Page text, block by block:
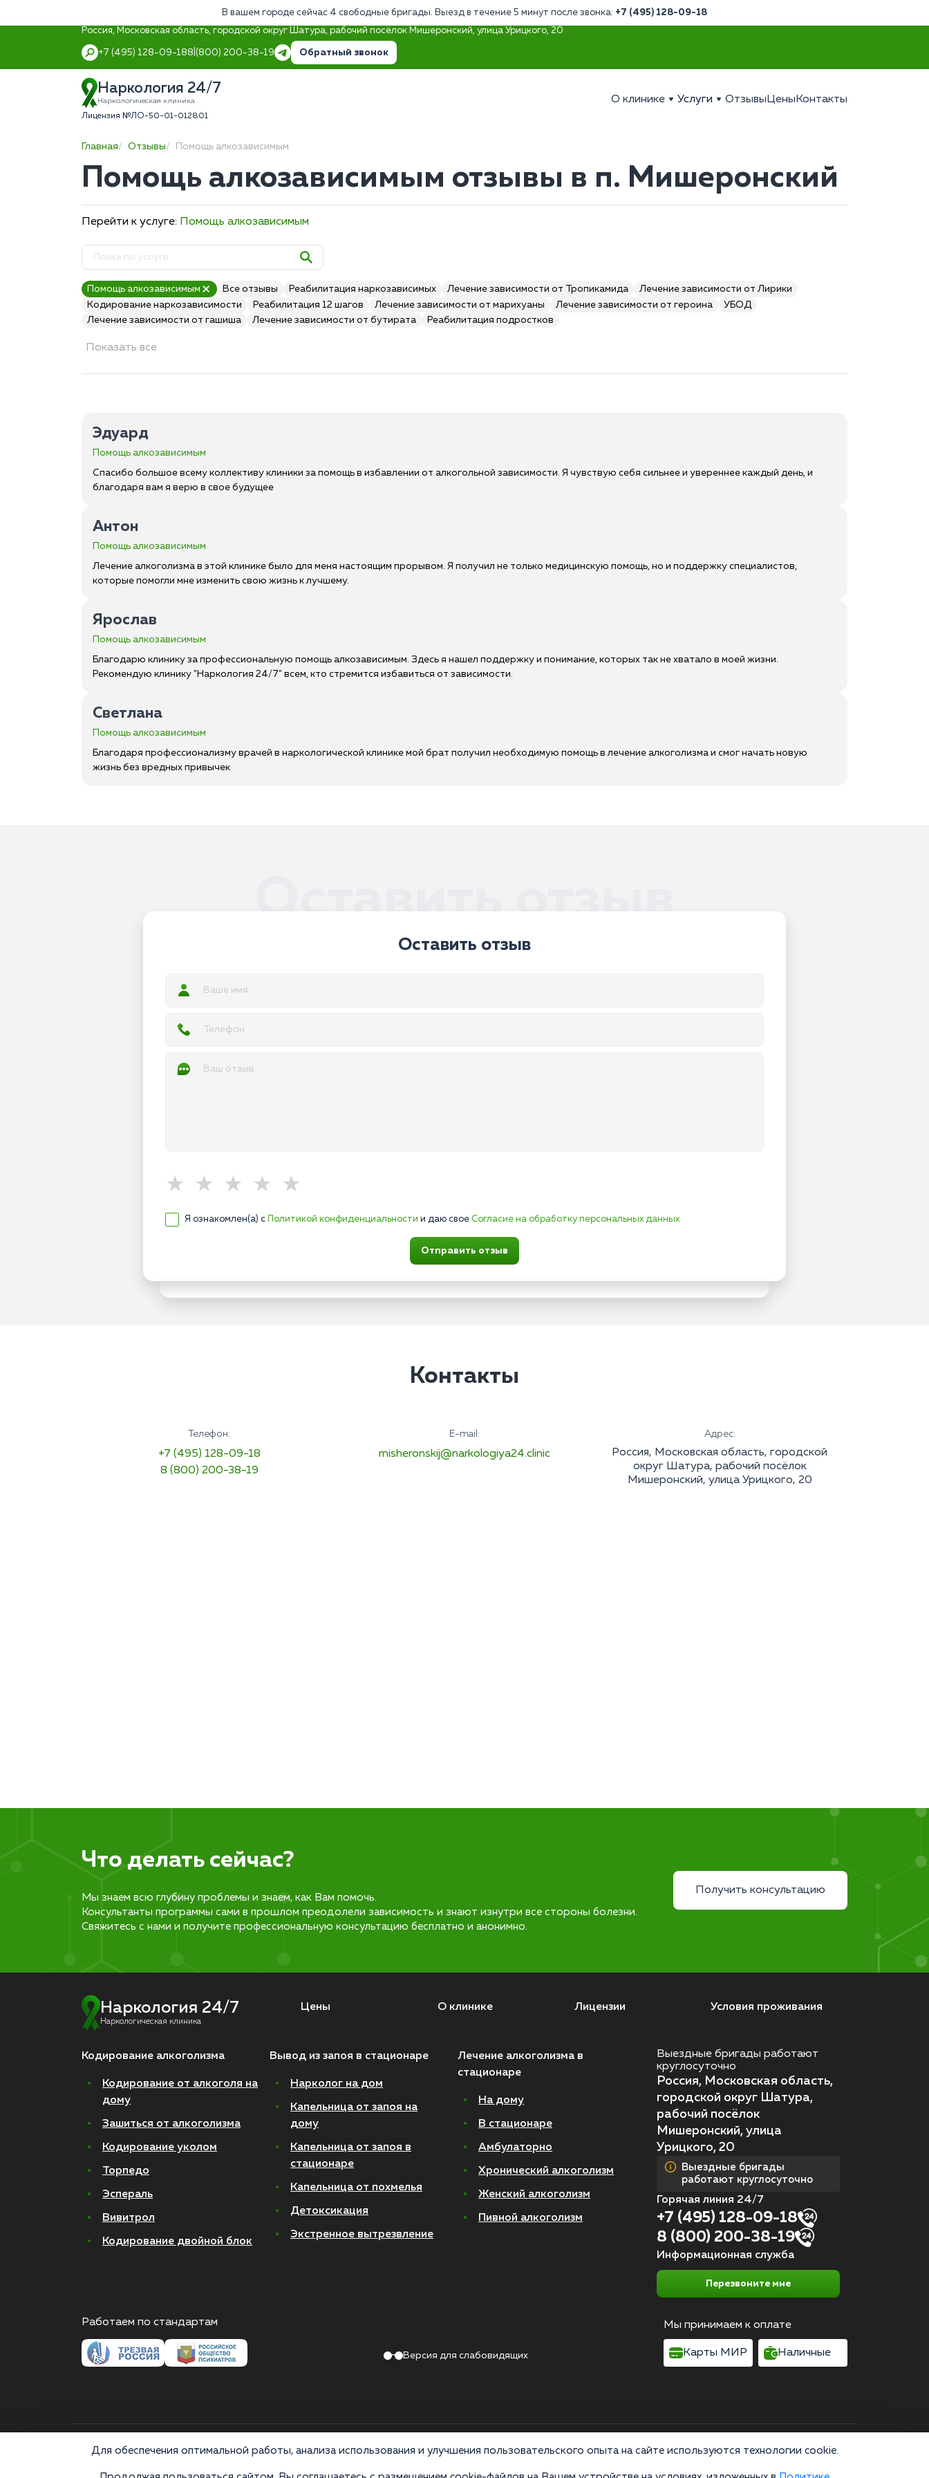
В вашем городе сейчас 4 свободные бригады. Выезд в течение 5 минут после звонка: +7 (495) 128-09-18
Россия, Московская область, городской округ Шатура, рабочий посёлок Мишеронский, улица Урицкого, 20
+7 (495) 128-09-188 (800) 200-38-19 Обратный звонок
Наркология 24/7
Наркологическая клиника
Лицензия №ЛО-50-01-012801
О клинике Услуги Отзывы Цены Контакты
Главная Отзывы Помощь алкозависимым
Помощь алкозависимым отзывы в п. Мишеронский
Перейти к услуге: Помощь алкозависимым
Помощь алкозависимым Все отзывы Реабилитация наркозависимых Лечение зависимости от Тропикамида
Лечение зависимости от Лирики
Кодирование наркозависимости
Реабилитация 12 шагов Лечение зависимости от марихуаны Лечение зависимости от героина
УБОД
Лечение зависимости от гашиша
Лечение зависимости от бутирата Реабилитация подростков
Показать все
Эдуард
Помощь алкозависимым
Спасибо большое всему коллективу клиники за помощь в избавлении от алкогольной зависимости. Я чувствую себя сильнее и увереннее каждый день, и
благодаря вам я верю в свое будущее
Антон
Помощь алкозависимым
Лечение алкоголизма в этой клинике было для меня настоящим прорывом. Я получил не только медицинскую помощь, но и поддержку специалистов,
которые помогли мне изменить свою жизнь к лучшему.
Ярослав
Помощь алкозависимым
Благодарю клинику за профессиональную помощь алкозависимым. Здесь я нашел поддержку и понимание, которых так не хватало в моей жизни.
Рекомендую клинику "Наркология 24/7" всем, кто стремится избавиться от зависимости.
Светлана
Помощь алкозависимым
Благодаря профессионализму врачей в наркологической клинике мой брат получил необходимую помощь в лечение алкоголизма и смог начать новую
жизнь без вредных привычек
Оставить отзыв
Оставить отзыв
Я ознакомлен(а) с Политикой конфиденциальности и даю свое Согласие на обработку персональных данных
Отправить отзыв
Контакты
Телефон:
+7 (495) 128-09-18
8 (800) 200-38-19
E-mail:
misheronskij@narkologiya24.clinic
Адрес:
Россия, Московская область, городской
округ Шатура, рабочий посёлок
Мишеронский, улица Урицкого, 20
Что делать сейчас?
Мы знаем всю глубину проблемы и знаем, как Вам помочь.
Консультанты программы сами в прошлом преодолели зависимость и знают изнутри все стороны болезни.
Свяжитесь с нами и получите профессиональную консультацию бесплатно и анонимно.
Получить консультацию
Наркология 24/7
Наркологическая клиника
Цены О клинике Лицензии Условия проживания
Кодирование алкоголизма
Кодирование от алкоголя на
дому
Зашиться от алкоголизма
Кодирование уколом
Торпедо
Эспераль
Вивитрол
Кодирование двойной блок
Вывод из запоя в стационаре
Нарколог на дом
Капельница от запоя на
дому
Капельница от запоя в
стационаре
Капельница от похмелья
Детоксикация
Экстренное вытрезвление
Лечение алкоголизма в
стационаре
На дому
В стационаре
Амбулаторно
Хронический алкоголизм
Женский алкоголизм
Пивной алкоголизм
Выездные бригады работают
круглосуточно
Россия, Московская область,
городской округ Шатура,
рабочий посёлок
Мишеронский, улица
Урицкого, 20
Выездные бригады
работают круглосуточно
Горячая линия 24/7
+7 (495) 128-09-18
8 (800) 200-38-19
Информационная служба
Перезвоните мне
Работаем по стандартам
Версия для слабовидящих
Мы принимаем к оплате
Карты МИР Наличные
© 2026 Все права защищены Политика конфиденциальности Согласие на обработку персональных данных
Для обеспечения оптимальной работы, анализа использования и улучшения пользовательского опыта на сайте используются технологии cookie.